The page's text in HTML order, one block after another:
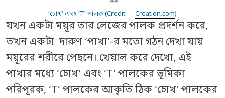
‘চোখ’ এবং ‘T’ পালক (Credit — Creation.com)
যখন একটা ময়ূর তার লেজের পালক প্রদর্শন করে,
তখন একটা দারুণ ‘পাখা’-র মতো গঠন দেখা যায়
ময়ূরের শরীরে পেছনে। খেয়াল করে দেখো, এই
পাখার মধ্যে ‘চোখ’ এবং ‘T’ পালকের ভূমিকা
পরিপূরক, ‘T’ পালকের আকৃতি ঠিক ‘চোখ’ পালকের